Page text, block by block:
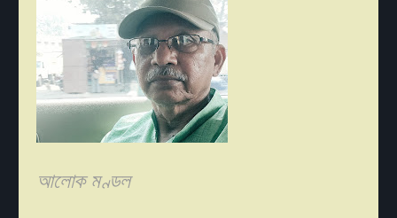
আলোক মণ্ডল